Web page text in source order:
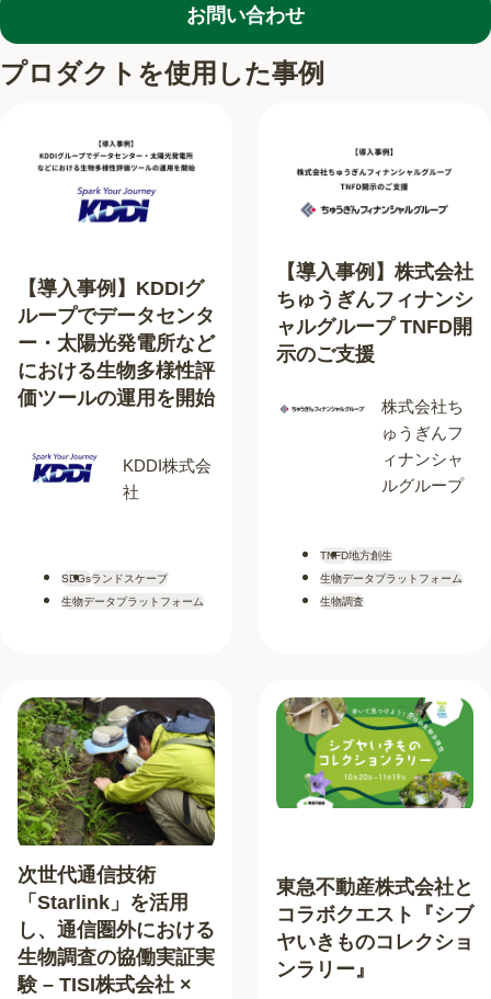
お問い合わせ
プロダクトを使用した事例
【導入事例】KDDIグ
ループでデータセンタ
ー・太陽光発電所など
における生物多様性評
価ツールの運用を開始
KDDI株式会
社
SDGsランドスケープ
生物データプラットフォーム
【導入事例】株式会社
ちゅうぎんフィナンシ
ャルグループ TNFD開
示のご支援
株式会社ち
ゅうぎんフ
ィナンシャ
ルグループ
TNFD地方創生
生物データプラットフォーム
生物調査
次世代通信技術
「Starlink」を活用
し、通信圏外における
生物調査の協働実証実
験 – TISI株式会社 ×
東急不動産株式会社と
コラボクエスト『シブ
ヤいきものコレクショ
ンラリー』